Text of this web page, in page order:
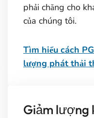
phải chăng cho
của chúng tôi.
Tìm hiểu cách
lượng phát thải
Giảm lượng